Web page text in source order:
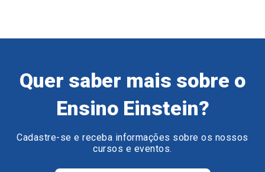
Quer saber mais sobre o
Ensino Einstein?
Cadastre-se e receba informações sobre os nossos
cursos e eventos.